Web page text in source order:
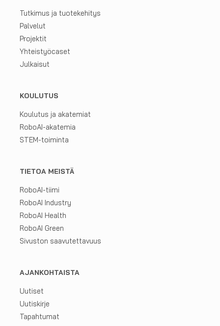
Tutkimus ja tuotekehitys
Palvelut
Projektit
Yhteistyöcaset
Julkaisut
KOULUTUS
Koulutus ja akatemiat
RoboAI-akatemia
STEM-toiminta
TIETOA MEISTÄ
RoboAI-tiimi
RoboAI Industry
RoboAI Health
RoboAI Green
Sivuston saavutettavuus
AJANKOHTAISTA
Uutiset
Uutiskirje
Tapahtumat